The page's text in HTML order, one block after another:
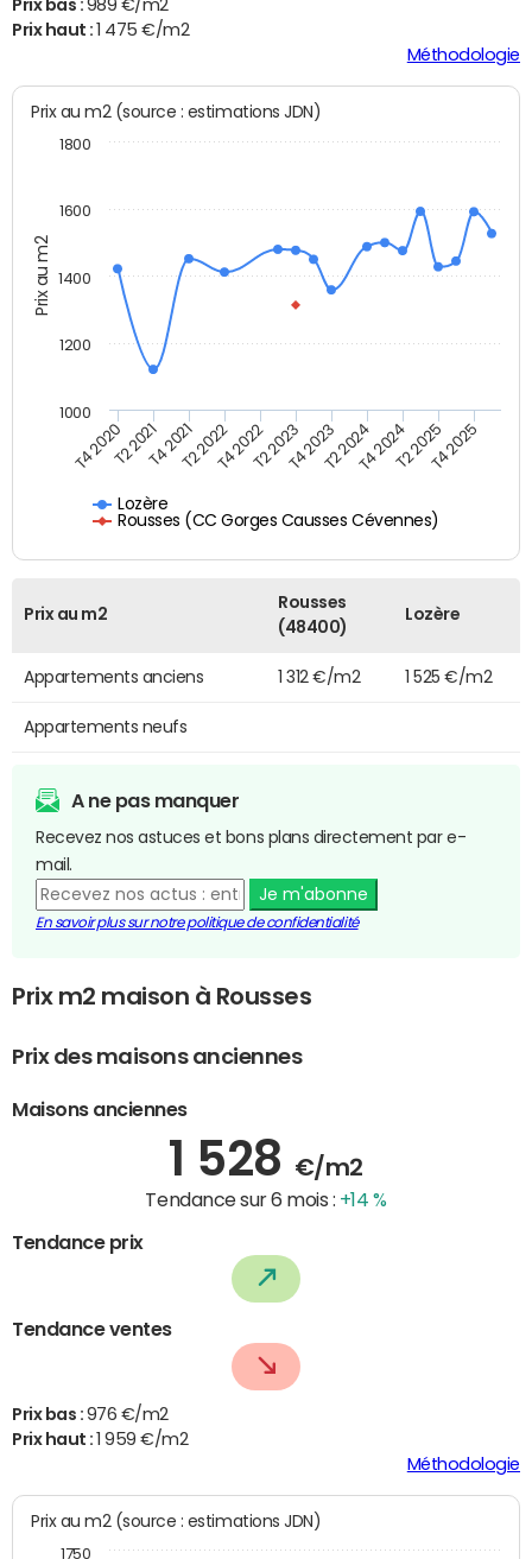
Prix bas : 989 €/m2
Prix haut :1 475 €/m2
Méthodologie
Prix au m2
Prix au m2 (source : estimations JDN)
Lozère
Rousses (CC Gorges Causses Cévennes)
T4 2020T2 2021T4 2021T2 2022T4 2022T2 2023T4 2023T2 2024T4 2024T2 2025T4 2025
1000
1200
1400
1600
1800
Prix au m2
Rousses
(48400)
Lozère
Appartements anciens 1 312 €/m2 1 525 €/m2
Appartements neufs
A ne pas manquer
Recevez nos astuces et bons plans directement par e-
mail.
Je m'abonne
En savoir plus sur notre politique de confidentialité
Prix m2 maison à Rousses
Prix des maisons anciennes
Maisons anciennes
1 528 €/m2
Tendance sur 6 mois : +14 %
Tendance prix
Tendance ventes
Prix bas : 976 €/m2
Prix haut :
1 959 €/m2
Méthodologie
Prix au m2 (source : estimations JDN)
1750